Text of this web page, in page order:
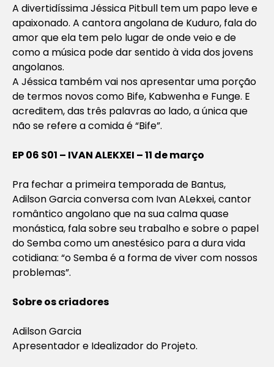
A divertidíssima Jéssica Pitbull tem um papo leve e
apaixonado. A cantora angolana de Kuduro, fala do
amor que ela tem pelo lugar de onde veio e de
como a música pode dar sentido à vida dos jovens
angolanos.
A Jéssica também vai nos apresentar uma porção
de termos novos como Bife, Kabwenha e Funge. E
acreditem, das três palavras ao lado, a única que
não se refere a comida é “Bife”.
EP 06 S01 – IVAN ALEKXEI – 11 de março
Pra fechar a primeira temporada de Bantus,
Adilson Garcia conversa com Ivan ALekxei, cantor
romântico angolano que na sua calma quase
monástica, fala sobre seu trabalho e sobre o papel
do Semba como um anestésico para a dura vida
cotidiana: “o Semba é a forma de viver com nossos
problemas”.
Sobre os criadores
Adilson Garcia
Apresentador e Idealizador do Projeto.